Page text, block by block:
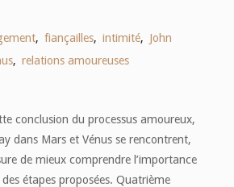
, fiançailles, intimité, John
, relations amoureuses
conclusion du processus amoureux,
dans Mars et Vénus se rencontrent,
de mieux comprendre l’importance
étapes proposées. Quatrième